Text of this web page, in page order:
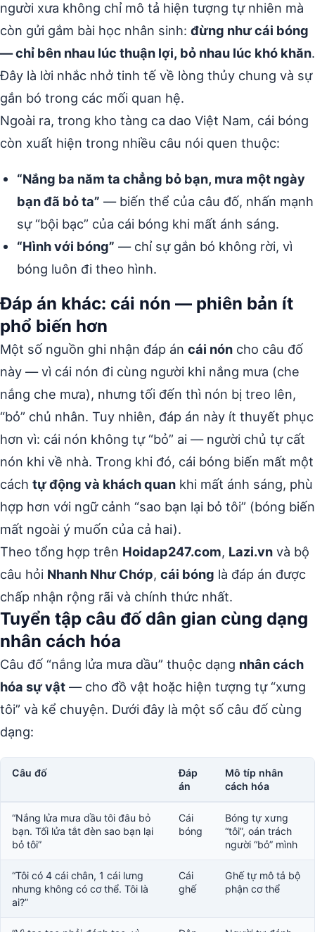
người xưa không chỉ mô tả hiện tượng tự nhiên mà
còn gửi gắm bài học nhân sinh: đừng như cái bóng
— chỉ bên nhau lúc thuận lợi, bỏ nhau lúc khó khăn.
Đây là lời nhắc nhở tinh tế về lòng thủy chung và sự
gắn bó trong các mối quan hệ.
Ngoài ra, trong kho tàng ca dao Việt Nam, cái bóng
còn xuất hiện trong nhiều câu nói quen thuộc:
“Nắng ba năm ta chẳng bỏ bạn, mưa một ngày
bạn đã bỏ ta” — biến thể của câu đố, nhấn mạnh
sự “bội bạc” của cái bóng khi mất ánh sáng.
“Hình với bóng” — chỉ sự gắn bó không rời, vì
bóng luôn đi theo hình.
Đáp án khác: cái nón — phiên bản ít
phổ biến hơn
Một số nguồn ghi nhận đáp án cái nón cho câu đố
này — vì cái nón đi cùng người khi nắng mưa (che
nắng che mưa), nhưng tối đến thì nón bị treo lên,
“bỏ” chủ nhân. Tuy nhiên, đáp án này ít thuyết phục
hơn vì: cái nón không tự “bỏ” ai — người chủ tự cất
nón khi về nhà. Trong khi đó, cái bóng biến mất một
cách tự động và khách quan khi mất ánh sáng, phù
hợp hơn với ngữ cảnh “sao bạn lại bỏ tôi” (bóng biến
mất ngoài ý muốn của cả hai).
Theo tổng hợp trên Hoidap247.com, Lazi.vn và bộ
câu hỏi Nhanh Như Chớp, cái bóng là đáp án được
chấp nhận rộng rãi và chính thức nhất.
Tuyển tập câu đố dân gian cùng dạng
nhân cách hóa
Câu đố “nắng lửa mưa dầu” thuộc dạng nhân cách
hóa sự vật — cho đồ vật hoặc hiện tượng tự “xưng
tôi” và kể chuyện. Dưới đây là một số câu đố cùng
dạng:
Câu đố
Đáp
án
Mô típ nhân
cách hóa
“Nắng lửa mưa dầu tôi đâu bỏ
bạn. Tối lửa tắt đèn sao bạn lại
bỏ tôi”
Cái
bóng
Bóng tự xưng
“tôi”, oán trách
người “bỏ” mình
“Tôi có 4 cái chân, 1 cái lưng
nhưng không có cơ thể. Tôi là
ai?”
Cái
ghế
Ghế tự mô tả bộ
phận cơ thể